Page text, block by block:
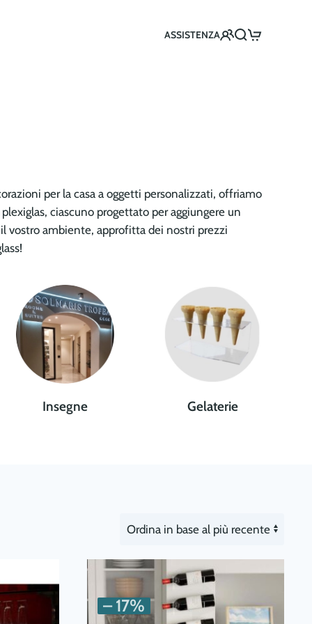
ASSISTENZA
per la casa a oggetti personalizzati, offriamo
ciascuno progettato per aggiungere un
vostro ambiente, approfitta dei nostri prezzi
Insegne Gelaterie
– 17%